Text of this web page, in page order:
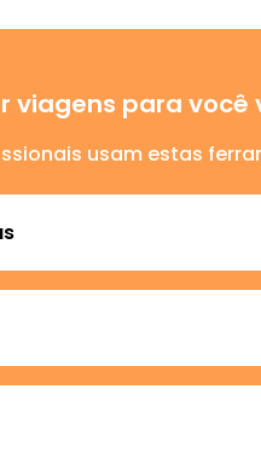
viagens para
usam estas